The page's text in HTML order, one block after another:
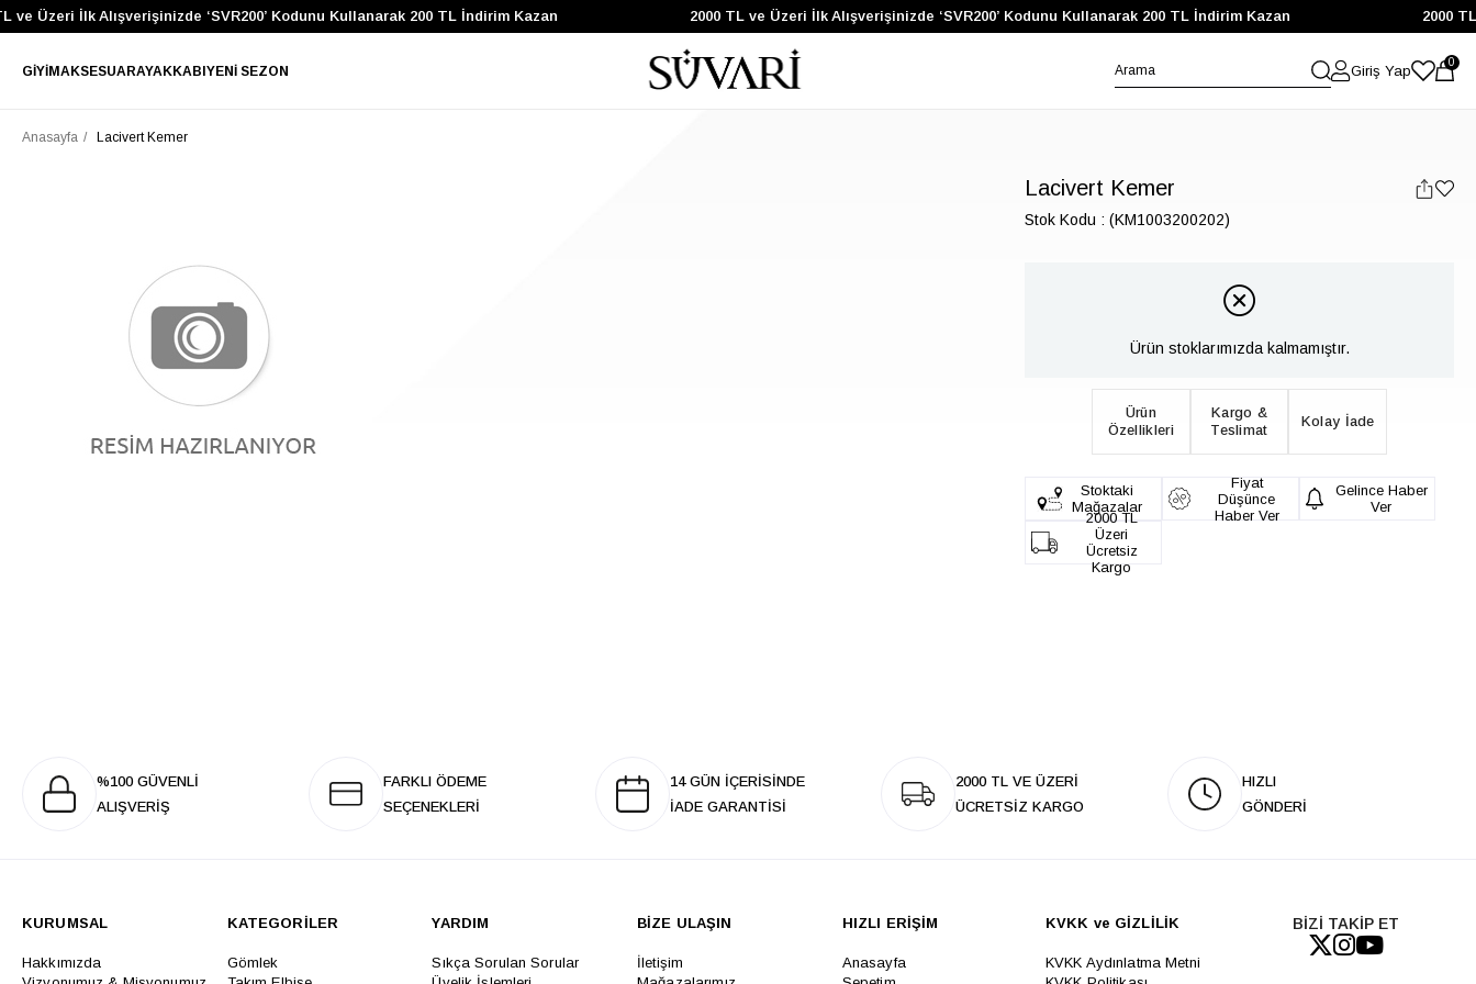
ve Üzeri İlk Alışverişinizde ‘SVR200’ Kodunu Kullanarak 200 TL İndirim Kazan 2000 TL ve Üzeri İlk Alışverişinizde ‘SVR200’ Kodunu Kullanarak 200 TL İndirim Kazan 2000
GIYIMAKSESUARAYAKKABIYENI SEZON Giriş Yap
0
Anasayfa Lacivert Kemer
Lacivert Kemer
Stok Kodu (KM1003200202)
Ürün stoklarımızda kalmamıştır.
Ürün
Özellikleri
Kargo &
Teslimat
Kolay İade
Stoktaki
Mağazalar
Fiyat
Düşünce
Haber Ver
Gelince Haber
Ver
2000 TL
Üzeri
Ücretsiz
Kargo
%100 GÜVENLİ
ALIŞVERİŞ
FARKLI ÖDEME
SEÇENEKLERİ
14 GÜN İÇERİSİNDE
İADE GARANTİSİ
2000 TL VE ÜZERİ
ÜCRETSİZ KARGO
HIZLI
GÖNDERİ
KURUMSAL
Hakkımızda
KATEGORİLER
Gömlek
YARDIM
Sıkça Sorulan Sorular
BİZE ULAŞIN
İletişim
HIZLI ERİŞİM
Anasayfa
KVKK ve GİZLİLİK
KVKK Aydınlatma Metni
BİZİ TAKİP ET